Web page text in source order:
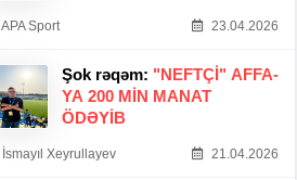
APA Sport 23.04.2026
Şok rəqəm: "NEFTÇI" AFFA-
YA 200 MIN MANAT
ÖDƏYIB
İsmayıl Xeyrullayev 21.04.2026